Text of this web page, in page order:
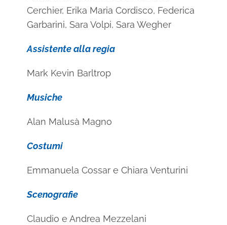
Cerchier, Erika Maria Cordisco, Federica
Garbarini, Sara Volpi, Sara Wegher
Assistente alla regia
Mark Kevin Barltrop
Musiche
Alan Malusà Magno
Costumi
Emmanuela Cossar e Chiara Venturini
Scenografie
Claudio e Andrea Mezzelani